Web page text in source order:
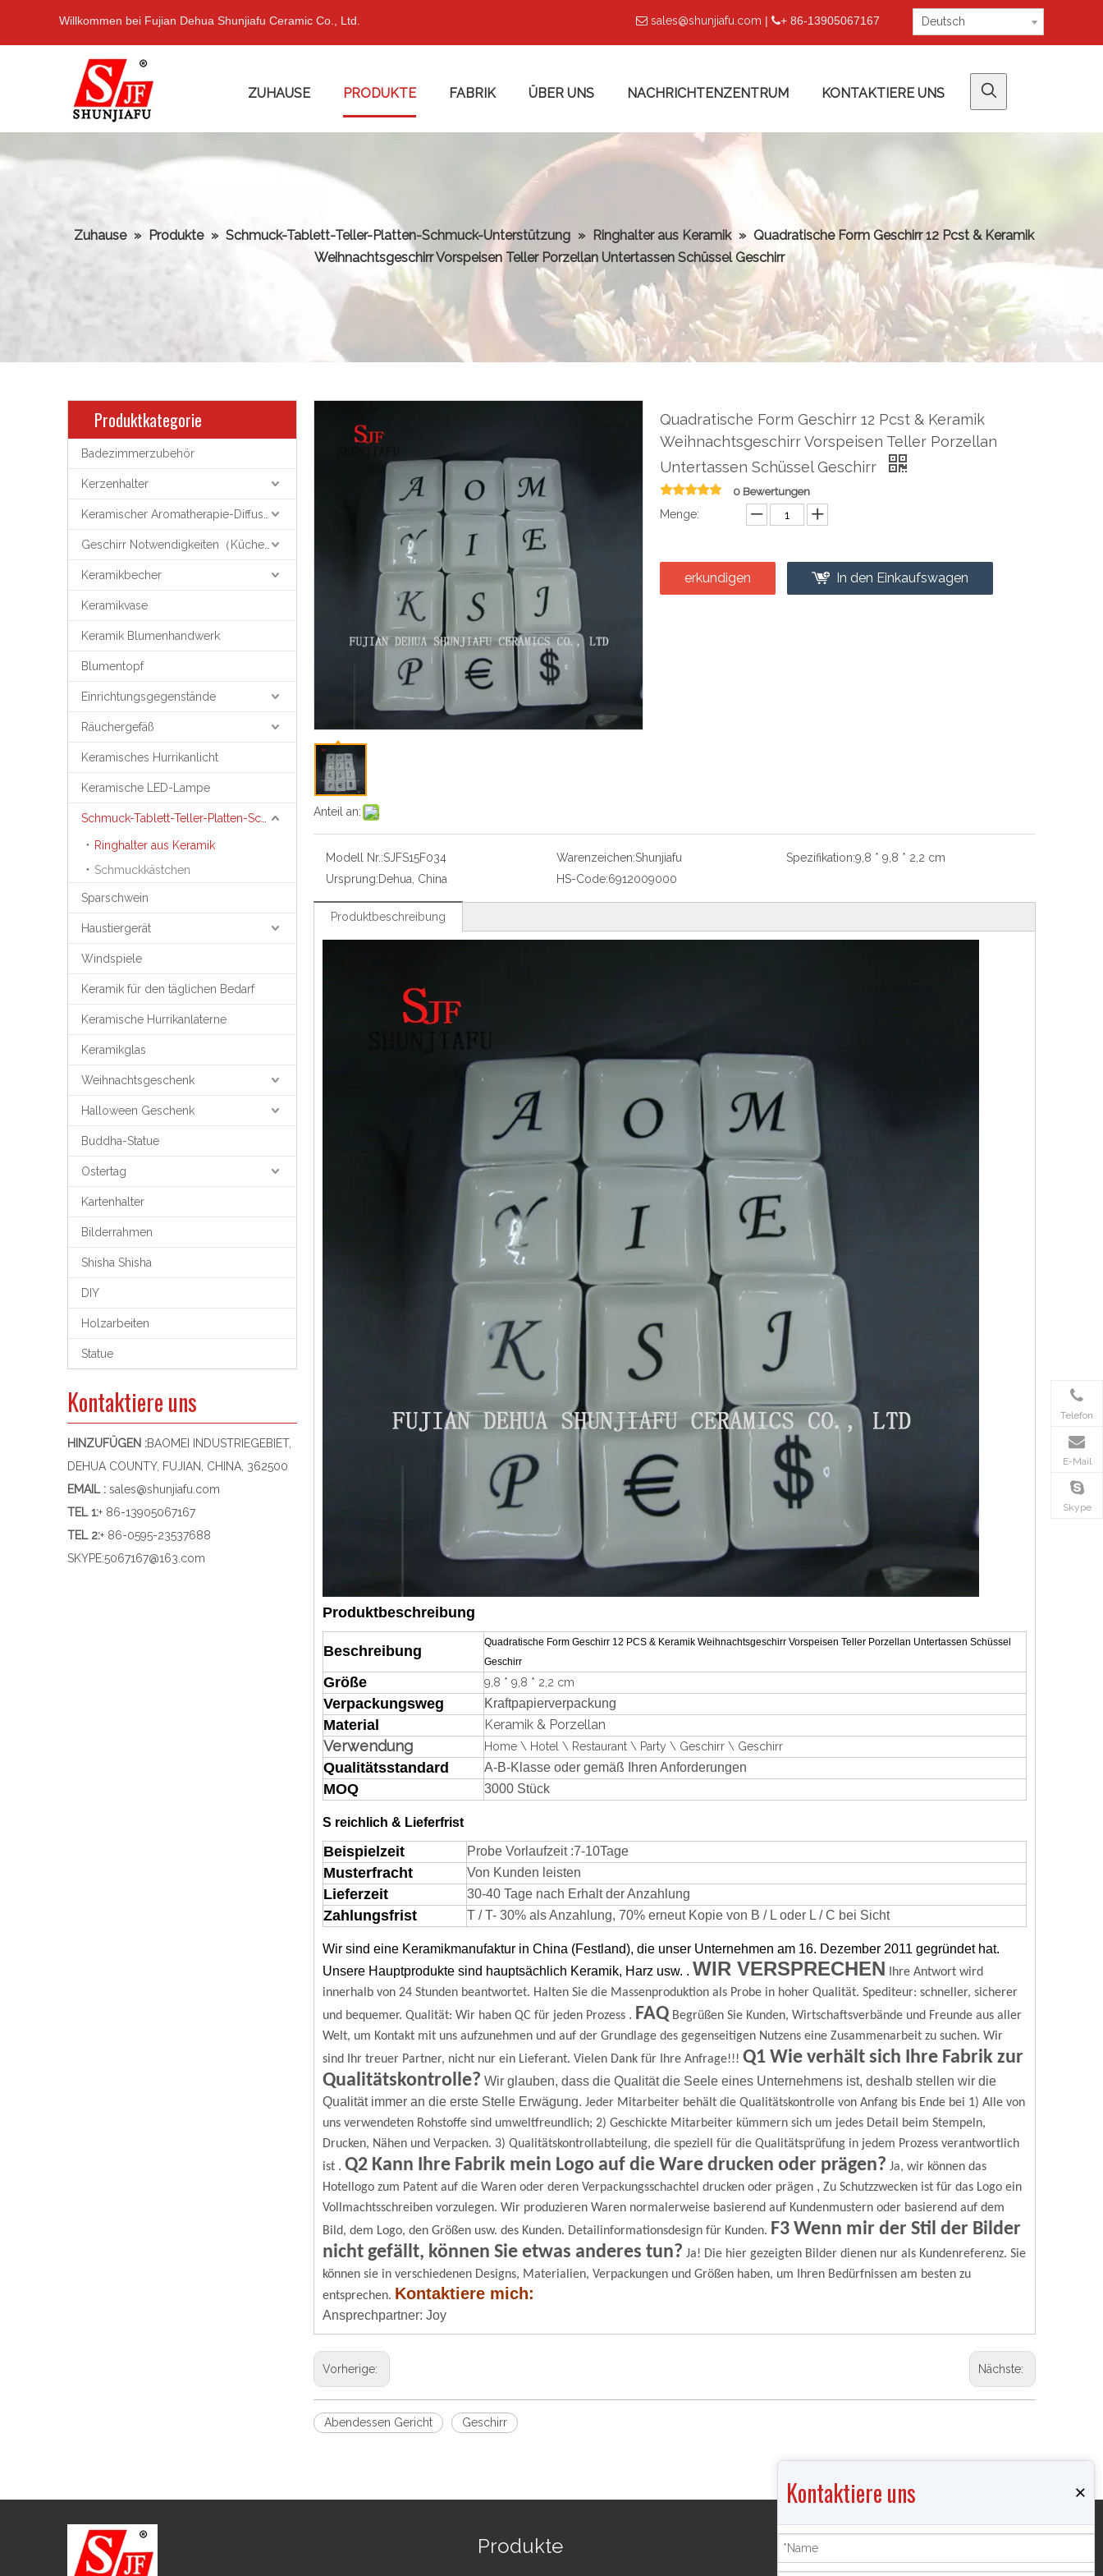
Willkommen bei Fujian Dehua Shunjiafu Ceramic Co., Ltd.  sales@shunjiafu.com | + 86-13905067167 Deutsch
ZUHAUSE PRODUKTE FABRIK ÜBER UNS NACHRICHTENZENTRUM KONTAKTIERE UNS
Zuhause » Produkte » Schmuck-Tablett-Teller-Platten-Schmuck-Unterstützung » Ringhalter aus Keramik » Quadratische Form Geschirr 12 Pcst & Keramik
Weihnachtsgeschirr Vorspeisen Teller Porzellan Untertassen Schüssel Geschirr
Produktkategorie
Badezimmerzubehör
Kerzenhalter
Keramikbecher
Keramikvase
Keramik Blumenhandwerk
Blumentopf
Einrichtungsgegenstände
Räuchergefäß
Keramisches Hurrikanlicht
Keramische LED-Lampe
Ringhalter aus Keramik
Schmuckkästchen
Sparschwein
Haustiergerät
Windspiele
Keramik für den täglichen Bedarf
Keramische Hurrikanlaterne
Keramikglas
Weihnachtsgeschenk
Halloween Geschenk
Buddha-Statue
Ostertag
Kartenhalter
Bilderrahmen
Shisha Shisha
DIY
Holzarbeiten
Statue
Kontaktiere uns
HINZUFÜGEN :BAOMEI INDUSTRIEGEBIET,
DEHUA COUNTY, FUJIAN, CHINA, 362500
EMAIL : sales@shunjiafu.com
TEL 1:+ 86-13905067167
TEL 2:+ 86-0595-23537688
SKYPE:5067167@163.com
Anteil an:
Quadratische Form Geschirr 12 Pcst & Keramik
Weihnachtsgeschirr Vorspeisen Teller Porzellan
Untertassen Schüssel Geschirr
0 Bewertungen
Menge:
erkundigen In den Einkaufswagen
Modell Nr.:SJFS15F034 Warenzeichen:Shunjiafu Spezifikation:9,8 * 9,8 * 2,2 cm
Ursprung:Dehua, China HS-Code:6912009000
Produktbeschreibung
Produktbeschreibung
Beschreibung
Quadratische Form Geschirr 12 PCS & Keramik Weihnachtsgeschirr Vorspeisen Teller Porzellan Untertassen Schüssel
Geschirr
Größe 9,8 * 9,8 * 2,2 cm
Verpackungsweg Kraftpapierverpackung
Material Keramik & Porzellan
Verwendung Home \ Hotel \ Restaurant \ Party \ Geschirr \ Geschirr
Qualitätsstandard A-B-Klasse oder gemäß Ihren Anforderungen
MOQ 3000 Stück
S reichlich & Lieferfrist
Beispielzeit Probe Vorlaufzeit :7-10Tage
Musterfracht Von Kunden leisten
Lieferzeit 30-40 Tage nach Erhalt der Anzahlung
Zahlungsfrist T / T- 30% als Anzahlung, 70% erneut Kopie von B / L oder L / C bei Sicht
Wir sind eine Keramikmanufaktur in China (Festland), die unser Unternehmen am 16. Dezember 2011 gegründet hat.
Unsere Hauptprodukte sind hauptsächlich Keramik, Harz usw. . WIR VERSPRECHEN
Ihre Antwort wird
innerhalb von 24 Stunden beantwortet. Halten Sie die Massenproduktion als Probe in hoher Qualität. Spediteur: schneller, sicherer
und bequemer. Qualität: Wir haben QC für jeden Prozess . FAQ Begrüßen Sie Kunden, Wirtschaftsverbände und Freunde aus aller
Welt, um Kontakt mit uns aufzunehmen und auf der Grundlage des gegenseitigen Nutzens eine Zusammenarbeit zu suchen. Wir
sind Ihr treuer Partner, nicht nur ein Lieferant. Vielen Dank für Ihre Anfrage!!! Q1 Wie verhält sich Ihre Fabrik zur
Qualitätskontrolle? Wir glauben, dass die Qualität die Seele eines Unternehmens ist, deshalb stellen wir die
Qualität immer an die erste Stelle Erwägung. Jeder Mitarbeiter behält die Qualitätskontrolle von Anfang bis Ende bei 1) Alle von
uns verwendeten Rohstoffe sind umweltfreundlich; 2) Geschickte Mitarbeiter kümmern sich um jedes Detail beim Stempeln,
Drucken, Nähen und Verpacken. 3) Qualitätskontrollabteilung, die speziell für die Qualitätsprüfung in jedem Prozess verantwortlich
ist . Q2 Kann Ihre Fabrik mein Logo auf die Ware drucken oder prägen? Ja, wir können das
Hotellogo zum Patent auf die Waren oder deren Verpackungsschachtel drucken oder prägen , Zu Schutzzwecken ist für das Logo ein
Vollmachtsschreiben vorzulegen. Wir produzieren Waren normalerweise basierend auf Kundenmustern oder basierend auf dem
Bild, dem Logo, den Größen usw. des Kunden. Detailinformationsdesign für Kunden. F3 Wenn mir der Stil der Bilder
nicht gefällt, können Sie etwas anderes tun? Ja! Die hier gezeigten Bilder dienen nur als Kundenreferenz. Sie
können sie in verschiedenen Designs, Materialien, Verpackungen und Größen haben, um Ihren Bedürfnissen am besten zu
entsprechen. Kontaktiere mich:
Ansprechpartner: Joy
Vorherige: Nächste:
Abendessen Gericht Geschirr
Produkte Produkte
Kontaktiere uns ×
Telefon
E-Mail
Skype